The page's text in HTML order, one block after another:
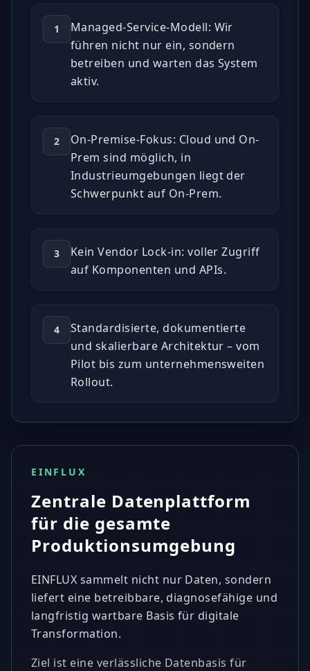
1
Managed-Service-Modell: Wir
führen nicht nur ein, sondern
betreiben und warten das System
aktiv.
2
On-Premise-Fokus: Cloud und On-
Prem sind möglich, in
Industrieumgebungen liegt der
Schwerpunkt auf On-Prem.
3
Kein Vendor Lock-in: voller Zugriff
auf Komponenten und APIs.
4
Standardisierte, dokumentierte
und skalierbare Architektur – vom
Pilot bis zum unternehmensweiten
Rollout.
EINFLUX
Zentrale Datenplattform
für die gesamte
Produktionsumgebung
EINFLUX sammelt nicht nur Daten, sondern
liefert eine betreibbare, diagnosefähige und
langfristig wartbare Basis für digitale
Transformation.
Ziel ist eine verlässliche Datenbasis für